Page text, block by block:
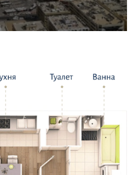
и удивительные
начинаются деловые